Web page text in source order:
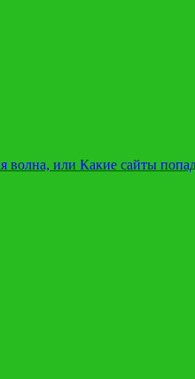
волна, или Какие сайты